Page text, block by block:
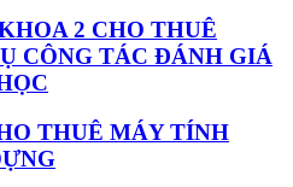
2 CHO THUÊ
CÔNG TÁC ĐÁNH GIÁ
THUÊ MÁY TÍNH